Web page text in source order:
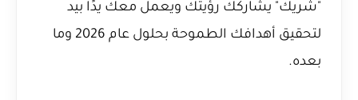
"شريك" يشاركك رؤيتك ويعمل معك يدًا بيد
لتحقيق أهدافك الطموحة بحلول عام 2026 وما
بعده.